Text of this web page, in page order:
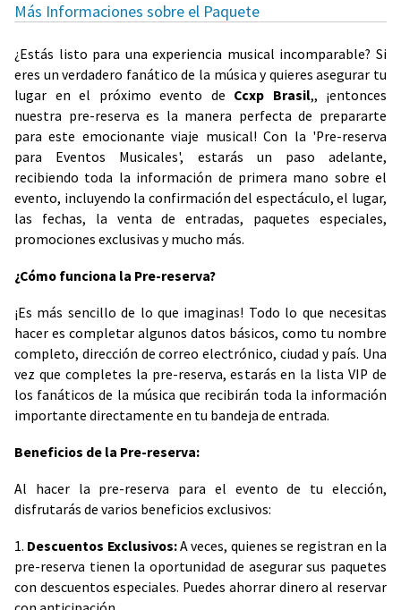
Más Informaciones sobre el Paquete
¿Estás listo para una experiencia musical incomparable? Si
eres un verdadero fanático de la música y quieres asegurar tu
lugar en el próximo evento de Ccxp Brasil,, ¡entonces
nuestra pre-reserva es la manera perfecta de prepararte
para este emocionante viaje musical! Con la 'Pre-reserva
para Eventos Musicales', estarás un paso adelante,
recibiendo toda la información de primera mano sobre el
evento, incluyendo la confirmación del espectáculo, el lugar,
las fechas, la venta de entradas, paquetes especiales,
promociones exclusivas y mucho más.
¿Cómo funciona la Pre-reserva?
¡Es más sencillo de lo que imaginas! Todo lo que necesitas
hacer es completar algunos datos básicos, como tu nombre
completo, dirección de correo electrónico, ciudad y país. Una
vez que completes la pre-reserva, estarás en la lista VIP de
los fanáticos de la música que recibirán toda la información
importante directamente en tu bandeja de entrada.
Beneficios de la Pre-reserva:
Al hacer la pre-reserva para el evento de tu elección,
disfrutarás de varios beneficios exclusivos:
1. Descuentos Exclusivos:A veces, quienes se registran en la
pre-reserva tienen la oportunidad de asegurar sus paquetes
con descuentos especiales. Puedes ahorrar dinero al reservar